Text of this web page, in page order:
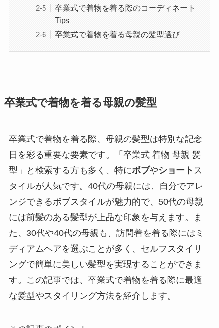
卒業式で着物を着る際のコーディネート
Tips
卒業式で着物を着る母親の髪型選び
卒業式で着物を着る母親の髪型
卒業式で着物を着る際、母親の髪型は特別な記念
日を彩る重要な要素です。「卒業式 着物 母親 髪
型」と検索する方も多く、特にボブやショート ス
タイルが人気です。40代の母親には、自分でアレ
ンジできるボブスタイルが魅力的で、50代の母親
には前髪のある髪型が上品な印象を与えます。ま
た、30代や40代の母親も、訪問着を着る際にはミ
ディアムヘアを選ぶことが多く、セルフスタイリ
ングで簡単に美しい髪型を実現することができま
す。この記事では、卒業式で着物を着る際に最適
な髪型やスタイリング方法を紹介します。